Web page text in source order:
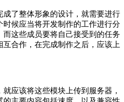
了整体形象的设计，就需要进行
候应当将开发制作的工作进行分
这些成员要将自己接受到的任务
合作，在完成制作之后，应该上
应该将这些模块上传到服务器，